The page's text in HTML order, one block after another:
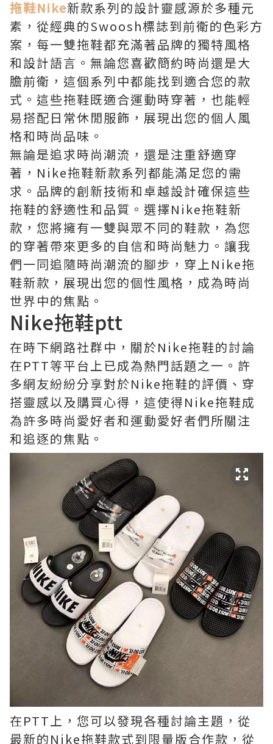
拖鞋Nike新款系列的設計靈感源於多種元
素，從經典的Swoosh標誌到前衛的色彩方
案，每一雙拖鞋都充滿著品牌的獨特風格
和設計語言。無論您喜歡簡約時尚還是大
膽前衛，這個系列中都能找到適合您的款
式。這些拖鞋既適合運動時穿著，也能輕
易搭配日常休閒服飾，展現出您的個人風
格和時尚品味。
無論是追求時尚潮流，還是注重舒適穿
著，Nike拖鞋新款系列都能滿足您的需
求。品牌的創新技術和卓越設計確保這些
拖鞋的舒適性和品質。選擇Nike拖鞋新
款，您將擁有一雙與眾不同的鞋款，為您
的穿著帶來更多的自信和時尚魅力。讓我
們一同追隨時尚潮流的腳步，穿上Nike拖
鞋新款，展現出您的個性風格，成為時尚
世界中的焦點。
Nike拖鞋ptt
在時下網路社群中，關於Nike拖鞋的討論
在PTT等平台上已成為熱門話題之一。許
多網友紛紛分享對於Nike拖鞋的評價、穿
搭靈感以及購買心得，這使得Nike拖鞋成
為許多時尚愛好者和運動愛好者們所關注
和追逐的焦點。
在PTT上，您可以發現各種討論主題，從
最新的Nike拖鞋款式到限量版合作款，從